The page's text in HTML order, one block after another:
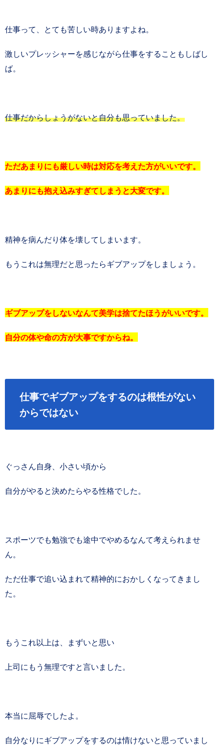
仕事って、とても苦しい時ありますよね。
激しいプレッシャーを感じながら仕事をすることもしばし
ば。
仕事だからしょうがないと自分も思っていました。
ただあまりにも厳しい時は対応を考えた方がいいです。
あまりにも抱え込みすぎてしまうと大変です。
精神を病んだり体を壊してしまいます。
もうこれは無理だと思ったらギブアップをしましょう。
ギブアップをしないなんて美学は捨てたほうがいいです。
自分の体や命の方が大事ですからね。
仕事でギブアップをするのは根性がない
からではない
ぐっさん自身、小さい頃から
自分がやると決めたらやる性格でした。
スポーツでも勉強でも途中でやめるなんて考えられませ
ん。
ただ仕事で追い込まれて精神的におかしくなってきまし
た。
もうこれ以上は、まずいと思い
上司にもう無理ですと言いました。
本当に屈辱でしたよ。
自分なりにギブアップをするのは情けないと思っていまし